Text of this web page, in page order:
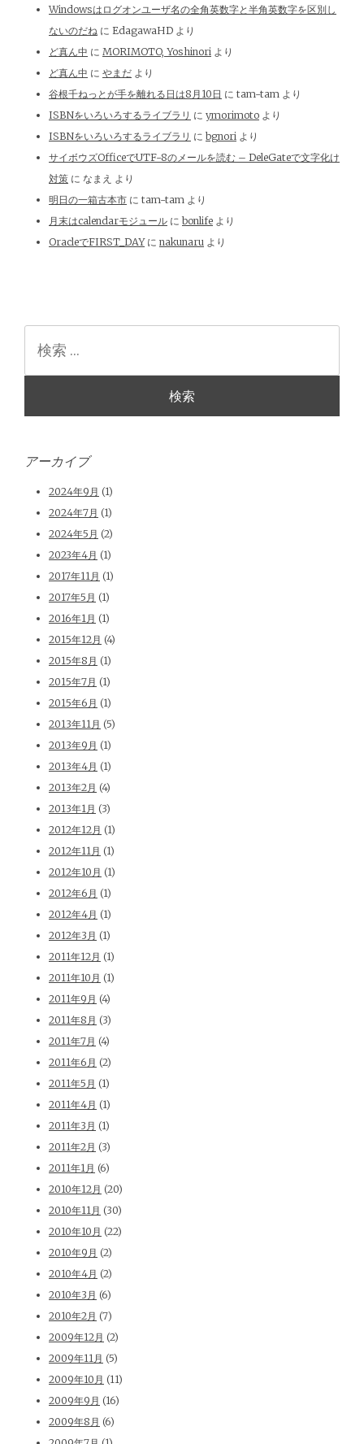
Windowsはログオンユーザ名の全角英数字と半角英数字を区別し
ないのだね に EdagawaHD より
ど真ん中 に MORIMOTO, Yoshinori より
ど真ん中 に やまだ より
谷根千ねっとが手を離れる日は8月10日 に tam-tam より
ISBNをいろいろするライブラリ に ymorimoto より
ISBNをいろいろするライブラリ に bgnori より
サイボウズOfficeでUTF-8のメールを読む – DeleGateで文字化け
対策 に なまえ より
明日の一箱古本市 に tam-tam より
月末はcalendarモジュール に bonlife より
OracleでFIRST_DAYに nakunaru より
アーカイブ
2024年9月 (1)
2024年7月 (1)
2024年5月 (2)
2023年4月 (1)
2017年11月 (1)
2017年5月 (1)
2016年1月 (1)
2015年12月 (4)
2015年8月 (1)
2015年7月 (1)
2015年6月 (1)
2013年11月 (5)
2013年9月 (1)
2013年4月 (1)
2013年2月 (4)
2013年1月 (3)
2012年12月 (1)
2012年11月 (1)
2012年10月 (1)
2012年6月 (1)
2012年4月 (1)
2012年3月 (1)
2011年12月 (1)
2011年10月 (1)
2011年9月 (4)
2011年8月 (3)
2011年7月 (4)
2011年6月 (2)
2011年5月 (1)
2011年4月 (1)
2011年3月 (1)
2011年2月 (3)
2011年1月 (6)
2010年12月 (20)
2010年11月 (30)
2010年10月 (22)
2010年9月 (2)
2010年4月 (2)
2010年3月 (6)
2010年2月 (7)
2009年12月 (2)
2009年11月 (5)
2009年10月 (11)
2009年9月 (16)
2009年8月 (6)